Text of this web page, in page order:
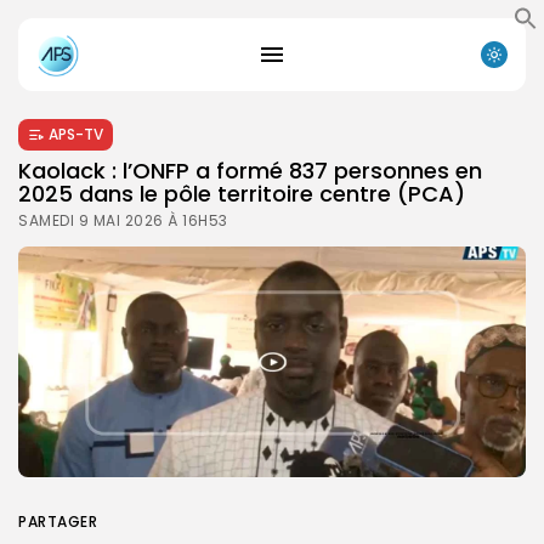
APS-TV
Kaolack : l’ONFP a formé 837 personnes en
2025 dans le pôle territoire centre (PCA)
SAMEDI 9 MAI 2026 À 16H53
PARTAGER